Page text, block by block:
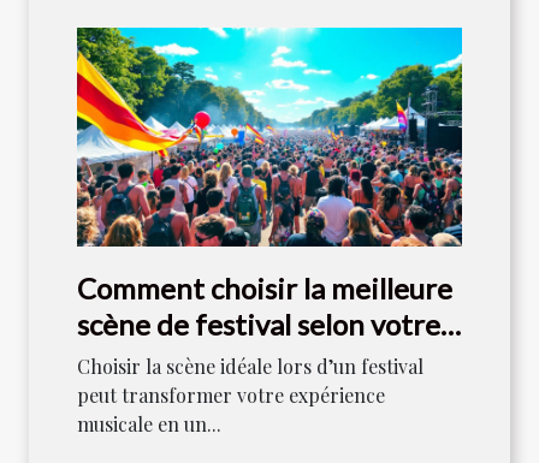
Comment choisir la meilleure
scène de festival selon votre
style musical ?
Choisir la scène idéale lors d’un festival
peut transformer votre expérience
musicale en un...